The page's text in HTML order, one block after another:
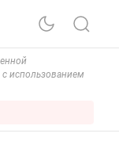
с использованием